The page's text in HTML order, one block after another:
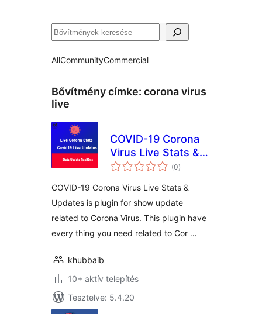
Keresés
AllCommunityCommercial
Bővítmény címke: corona virus
live
COVID-19 Corona
Virus Live Stats &
Updates For (0értékelés
összesen
)
COVID-19 Corona Virus Live Stats &
Updates is plugin for show update
related to Corona Virus. This plugin have
every thing you need related to Cor …
khubbaib
10+ aktív telepítés
Tesztelve: 5.4.20